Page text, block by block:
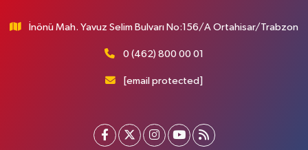
İnönü Mah. Yavuz Selim Bulvarı No:156/A Ortahisar/Trabzon
0 (462) 800 00 01
[email protected]